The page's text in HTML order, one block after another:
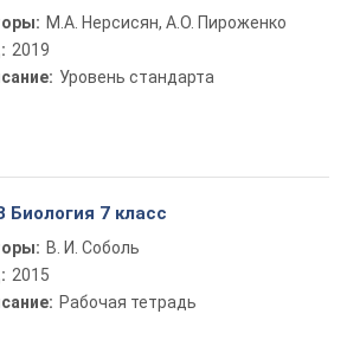
М.А. Нерсисян, А.О. Пироженко
2019
Уровень стандарта
Биология 7 класс
В. И. Соболь
2015
Рабочая тетрадь